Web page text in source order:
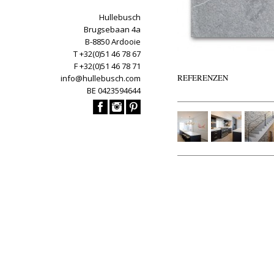
Hullebusch
Brugsebaan 4a
B-8850 Ardooie
T +32(0)51 46 78 67
F +32(0)51 46 78 71
info@hullebusch.com
BE 0423594644
REFERENZEN